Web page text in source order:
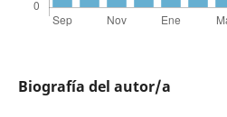
Biografía del autor/a